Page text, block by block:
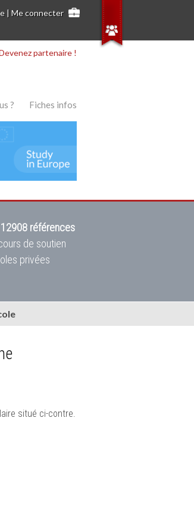
|Me connecter
partenaire !
? Fiches infos
12908 références
de soutien
privées
situé ci-contre.